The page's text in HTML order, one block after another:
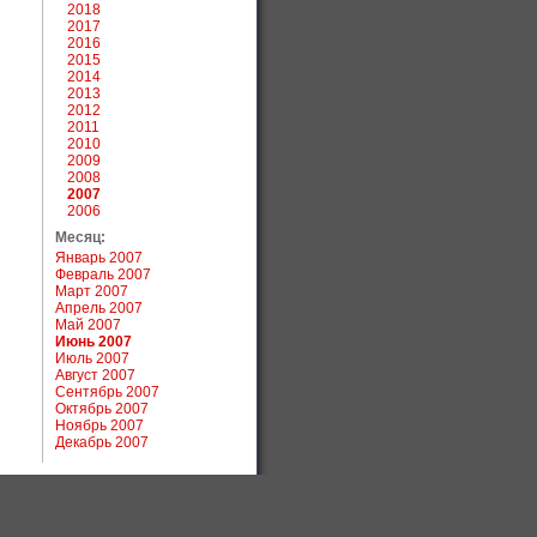
2018
2017
2016
2015
2014
2013
2012
2011
2010
2009
2008
2007
2006
Месяц:
Январь 2007
Февраль 2007
Март 2007
Апрель 2007
Май 2007
Июнь 2007
Июль 2007
Август 2007
Сентябрь 2007
Октябрь 2007
Ноябрь 2007
Декабрь 2007